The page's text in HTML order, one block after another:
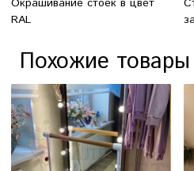
Окрашивание стоек в цвет
RAL
Похожие товары